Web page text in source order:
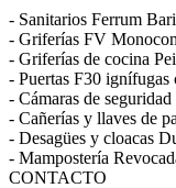
- Sanitarios Ferrum Bari
- Griferías FV
- Griferías de cocina
- Puertas F30 ignífugas
- Cámaras de
- Cañerías y llaves de
- Desagües y cloacas
- Mampostería
CONTACTO